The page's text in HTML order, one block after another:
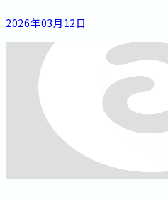
2026年03月12日